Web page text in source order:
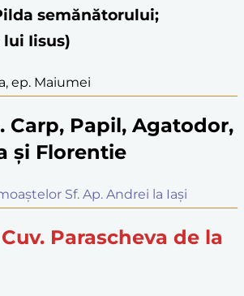
semănătorului;
Iisus)
ep. Maiumei
Carp, Papil, Agatodor,
și Florentie
Sf. Ap. Andrei la Iași
Parascheva de la